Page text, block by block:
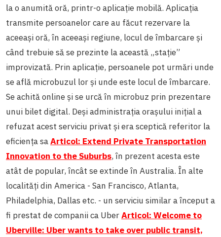
la o anumită oră, printr-o aplicație mobilă. Aplicația
transmite persoanelor care au făcut rezervare la
aceeași oră, în aceeași regiune, locul de îmbarcare și
când trebuie să se prezinte la această „stație”
improvizată. Prin aplicație, persoanele pot urmări unde
se află microbuzul lor și unde este locul de îmbarcare.
Se achită online și se urcă în microbuz prin prezentare
unui bilet digital. Deși administrația orașului inițial a
refuzat acest serviciu privat și era sceptică referitor la
eficiența saArticol: Extend Private Transportation
Innovation to the Suburbs, în prezent acesta este
atât de popular, încât se extinde în Australia. În alte
localități din America - San Francisco, Atlanta,
Philadelphia, Dallas etc. - un serviciu similar a început a
fi prestat de companii ca UberArticol: Welcome to
Uberville: Uber wants to take over public transit,